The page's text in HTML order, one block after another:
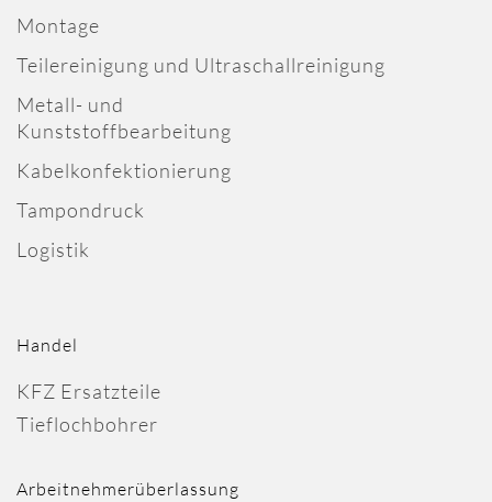
Montage
Teilereinigung und Ultraschallreinigung
Metall- und
Kunststoffbearbeitung
Kabelkonfektionierung
Tampondruck
Logistik
Handel
KFZ Ersatzteile
Tieflochbohrer
Arbeitnehmerüberlassung